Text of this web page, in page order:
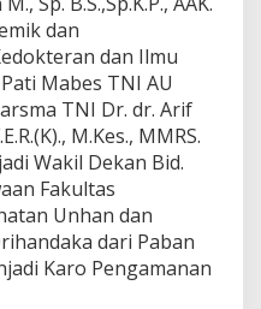
dan
dan Ilmu
Mabes TNI AU
TNI Dr. dr. Arif
M.Kes., MMRS.
Wakil Dekan Bid.
Fakultas
Unhan dan
dari Paban
Karo Pengamanan